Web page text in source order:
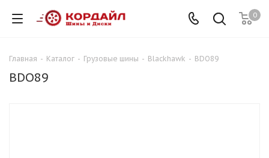
0
Главная - Каталог - Грузовые шины - Blackhawk - BDO89
BDO89